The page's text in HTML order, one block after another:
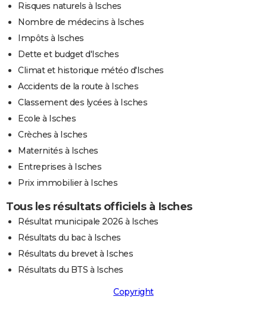
Risques naturels à Isches
Nombre de médecins à Isches
Impôts à Isches
Dette et budget d'Isches
Climat et historique météo d'Isches
Accidents de la route à Isches
Classement des lycées à Isches
Ecole à Isches
Crèches à Isches
Maternités à Isches
Entreprises à Isches
Prix immobilier à Isches
Tous les résultats officiels à Isches
Résultat municipale 2026 à Isches
Résultats du bac à Isches
Résultats du brevet à Isches
Résultats du BTS à Isches
Copyright